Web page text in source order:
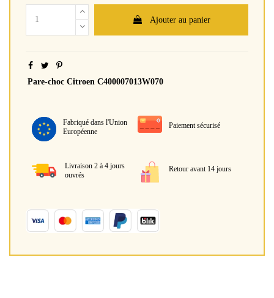
Ajouter au panier
Pare-choc Citroen C400007013W070
Fabriqué dans l'Union
Européenne
Paiement sécurisé
Livraison 2 à 4 jours
ouvrés
Retour avant 14 jours